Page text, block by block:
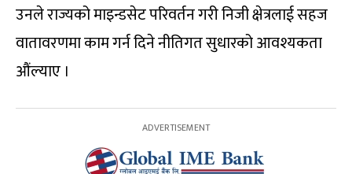
उनले राज्यको माइन्डसेट परिवर्तन गरी निजी क्षेत्रलाई सहज
वातावरणमा काम गर्न दिने नीतिगत सुधारको आवश्यकता
औंल्याए ।